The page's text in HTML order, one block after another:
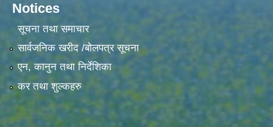
Notices
सूचना तथा समाचार
सार्वजनिक खरीद /बोलपत्र सूचना
एन, कानुन तथा निर्देशिका
कर तथा शुल्कहरु